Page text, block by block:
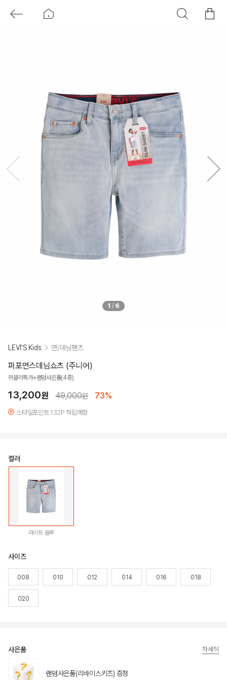
1 / 6
LEVI'S Kids 면/데님팬츠
퍼포먼스데님쇼츠 (주니어)
위클리특가+랜덤사은품(4종)
13,200원 49,000원 73%
스타일포인트 132P 적립예정
컬러
라이트 블루
사이즈
008 010 012 014 016 018
020
사은품
랜덤사은품(리바이스키즈) 증정
자세히